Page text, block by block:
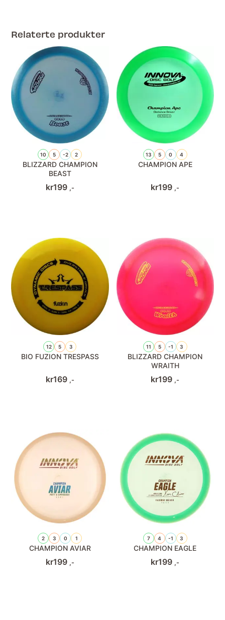
Relaterte produkter
10 5 -2 2
BLIZZARD CHAMPION
BEAST
kr199 ,-
13 5 0 4
CHAMPION APE
kr199 ,-
12 5 3
BIO FUZION TRESPASS
kr169 ,-
11 5 -1 3
BLIZZARD CHAMPION
WRAITH
kr199 ,-
2 3 0 1
CHAMPION AVIAR
kr199 ,-
7 4 -1 3
CHAMPION EAGLE
kr199 ,-